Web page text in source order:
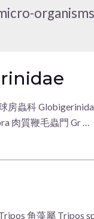
organisms
房蟲科
肉質鞭毛蟲門 Gr …
角藻屬 Tripos